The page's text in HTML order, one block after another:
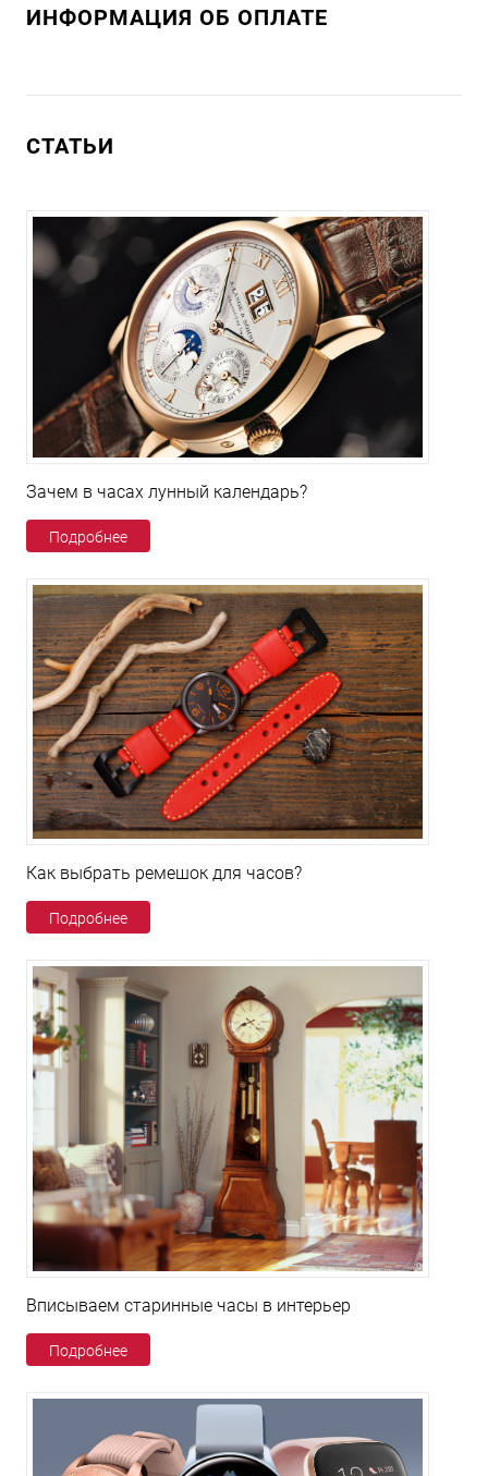
ИНФОРМАЦИЯ ОБ ОПЛАТЕ
СТАТЬИ
Зачем в часах лунный календарь?
Подробнее
Как выбрать ремешок для часов?
Подробнее
Вписываем старинные часы в интерьер
Подробнее